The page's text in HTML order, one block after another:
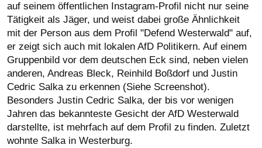
auf seinem öffentlichen Instagram-Profil nicht nur seine
Tätigkeit als Jäger, und weist dabei große Ähnlichkeit
mit der Person aus dem Profil "Defend Westerwald" auf,
er zeigt sich auch mit lokalen AfD Politikern. Auf einem
Gruppenbild vor dem deutschen Eck sind, neben vielen
anderen, Andreas Bleck, Reinhild Boßdorf und Justin
Cedric Salka zu erkennen (Siehe Screenshot).
Besonders Justin Cedric Salka, der bis vor wenigen
Jahren das bekannteste Gesicht der AfD Westerwald
darstellte, ist mehrfach auf dem Profil zu finden. Zuletzt
wohnte Salka in Westerburg.